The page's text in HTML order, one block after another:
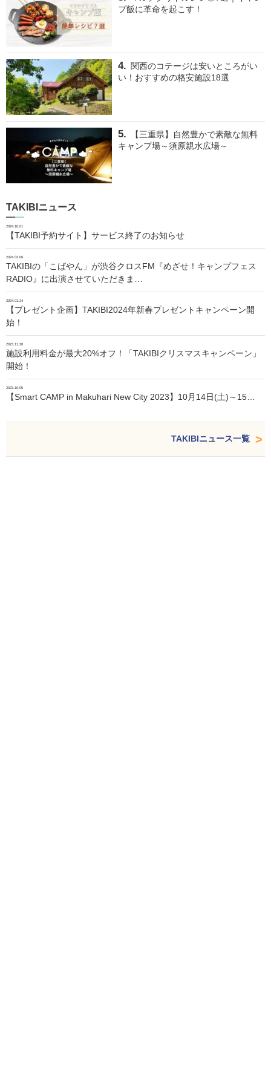
プ飯に革命を起こす！
関西のコテージは安いところがい
い！おすすめの格安施設18選
【三重県】自然豊かで素敵な無料
キャンプ場～須原親水広場～
TAKIBIニュース
2024.10.01
【TAKIBI予約サイト】サービス終了のお知らせ
2024.02.06
TAKIBIの「こばやん」が渋谷クロスFM『めざせ！キャンプフェス
RADIO』に出演させていただきま…
2024.01.24
【プレゼント企画】TAKIBI2024年新春プレゼントキャンペーン開
始！
2023.11.30
施設利用料金が最大20%オフ！「TAKIBIクリスマスキャンペーン」
開始！
2023.10.05
【Smart CAMP in Makuhari New City 2023】10月14日(土)～15…
TAKIBIニュース一覧